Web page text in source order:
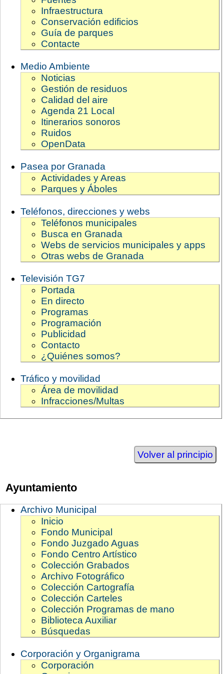
Infraestructura
Conservación edificios
Guía de parques
Contacte
Medio Ambiente
Noticias
Gestión de residuos
Calidad del aire
Agenda 21 Local
Itinerarios sonoros
Ruidos
OpenData
Pasea por Granada
Actividades y Areas
Parques y Áboles
Teléfonos, direcciones y webs
Teléfonos municipales
Busca en Granada
Webs de servicios municipales y apps
Otras webs de Granada
Televisión TG7
Portada
En directo
Programas
Programación
Publicidad
Contacto
¿Quiénes somos?
Tráfico y movilidad
Área de movilidad
Infracciones/Multas
Volver al principio
Ayuntamiento
Archivo Municipal
Inicio
Fondo Municipal
Fondo Juzgado Aguas
Fondo Centro Artístico
Colección Grabados
Archivo Fotográfico
Colección Cartografía
Colección Carteles
Colección Programas de mano
Biblioteca Auxiliar
Búsquedas
Corporación y Organigrama
Corporación